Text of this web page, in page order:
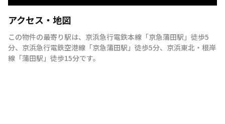
アクセス・地図
この物件の最寄り駅は、 京浜急行電鉄本線 「京急蒲田駅 」 徒歩5
分、 京浜急行電鉄空港線 「京急蒲田駅 」 徒歩5分、 京浜東北・根岸
線 「蒲田駅 」 徒歩15分です。